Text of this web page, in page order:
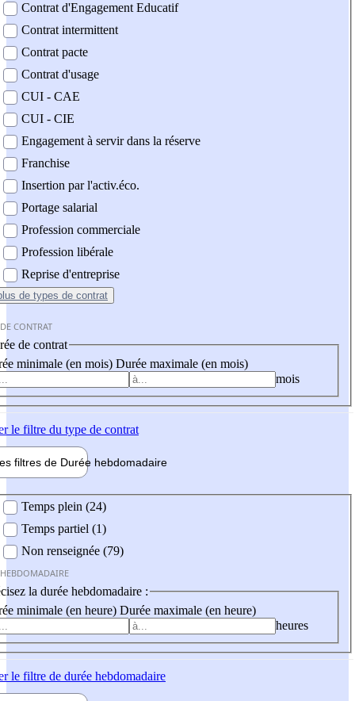
Contrat d'Engagement Educatif
Contrat intermittent
Contrat pacte
Contrat d'usage
CUI - CAE
CUI - CIE
Engagement à servir dans la réserve
Franchise
Insertion par l'activ.éco.
Portage salarial
Profession commerciale
Profession libérale
Reprise d'entreprise
de types de contrat
CONTRAT
de contrat
minimale (en mois) Durée maximale (en mois)
mois
le filtre du type de contrat
filtres de Durée hebdomadaire
Temps plein (24)
Temps partiel (1)
Non renseignée (79)
la durée hebdomadaire :
minimale (en heure) Durée maximale (en heure)
heures
le filtre de durée hebdomadaire